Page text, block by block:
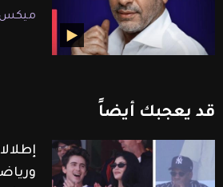
ميكس
قد يعجبك أيضاً